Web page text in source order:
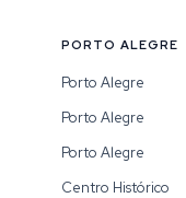
PORTO ALEGRE
Porto Alegre
Porto Alegre
Porto Alegre
Centro Histórico